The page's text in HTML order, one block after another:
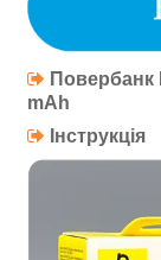
Повербанк
mAh
Інструкція